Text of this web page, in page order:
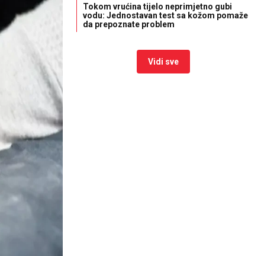
Tokom vrućina tijelo neprimjetno gubi
vodu: Jednostavan test sa kožom pomaže
da prepoznate problem
Vidi sve